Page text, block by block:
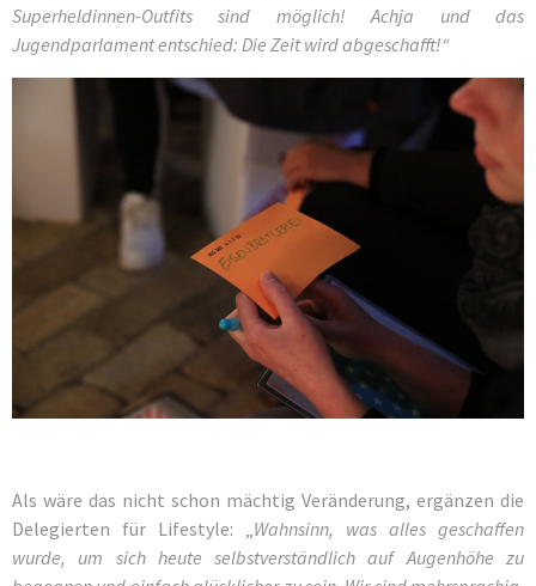
Superheldinnen-Outfits sind möglich! Achja und das
Jugendparlament entschied: Die Zeit wird abgeschafft!“
Als wäre das nicht schon mächtig Veränderung, ergänzen die
Delegierten für Lifestyle: „Wahnsinn, was alles geschaffen
wurde, um sich heute selbstverständlich auf Augenhöhe zu